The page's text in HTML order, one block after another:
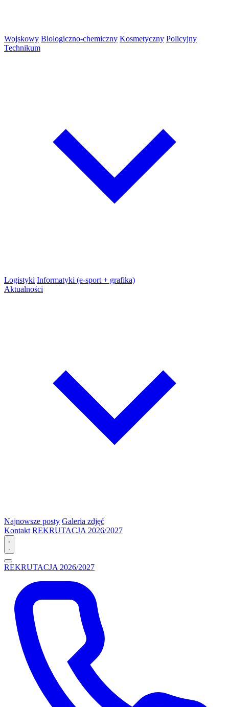
Wojskowy Biologiczno-chemiczny Kosmetyczny Policyjny
Technikum
Logistyki Informatyki (e-sport + grafika)
Aktualności
Najnowsze posty Galeria zdjęć
Kontakt REKRUTACJA 2026/2027
REKRUTACJA 2026/2027